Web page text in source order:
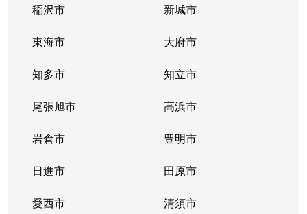
稲沢市 新城市
東海市 大府市
知多市 知立市
尾張旭市 高浜市
岩倉市 豊明市
日進市 田原市
愛西市 清須市